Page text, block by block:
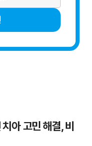
아 고민 해결, 비